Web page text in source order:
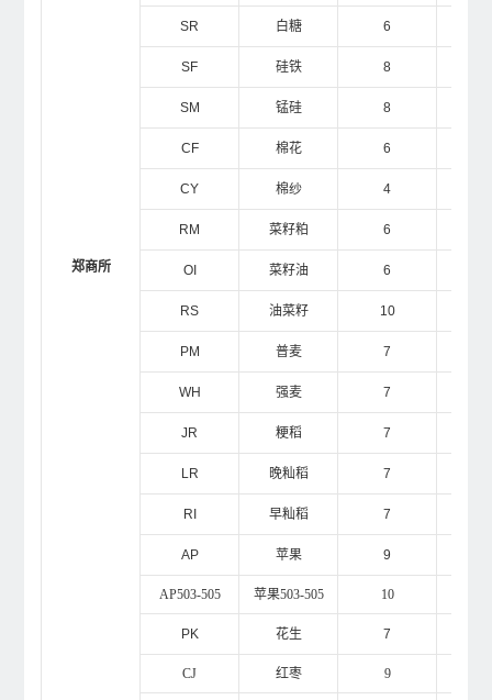
郑商所
SR 白糖 6
SF 硅铁 8
SM 锰硅 8
CF 棉花 6
CY 棉纱 4
RM 菜籽粕 6
OI 菜籽油 6
RS 油菜籽 10
PM 普麦 7
WH 强麦 7
JR 粳稻 7
LR 晚籼稻 7
RI 早籼稻 7
AP 苹果 9
AP503-505 苹果503-505 10
PK 花生 7
CJ 红枣 9